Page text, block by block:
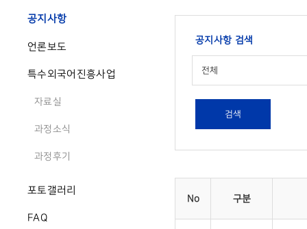
공지사항
언론보도
특수외국어진흥사업
자료실
과정소식
과정후기
포토갤러리
FAQ
공지사항 검색
전체
검색
No 구분